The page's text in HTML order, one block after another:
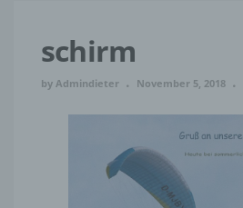
schirm
by Admindieter November 5, 2018